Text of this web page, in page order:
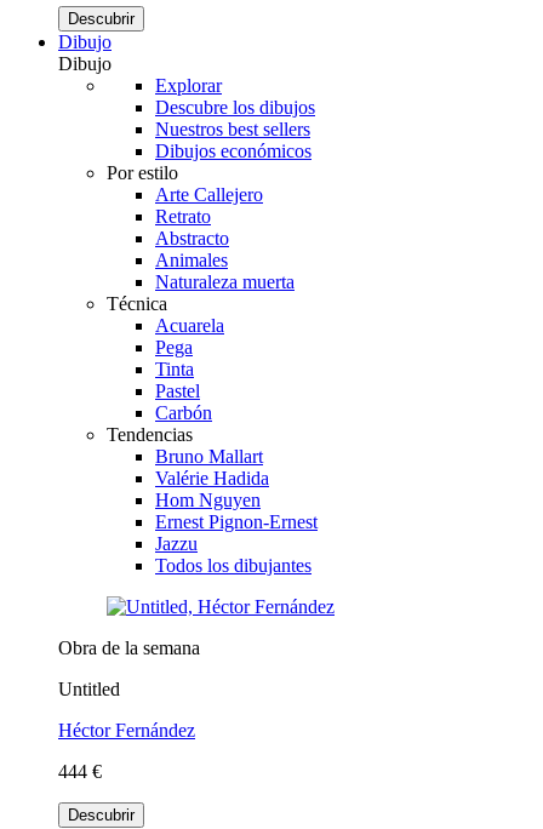
Descubrir
Dibujo
Dibujo
Explorar
Descubre los dibujos
Nuestros best sellers
Dibujos económicos
Por estilo
Arte Callejero
Retrato
Abstracto
Animales
Naturaleza muerta
Técnica
Acuarela
Pega
Tinta
Pastel
Carbón
Tendencias
Bruno Mallart
Valérie Hadida
Hom Nguyen
Ernest Pignon-Ernest
Jazzu
Todos los dibujantes
Obra de la semana
Untitled
Héctor Fernández
444 €
Descubrir